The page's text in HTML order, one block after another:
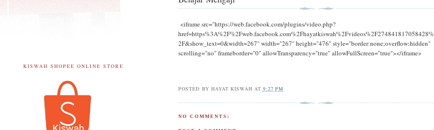
<iframe src="https://web.facebook.com/plugins/video.php?
href=https%3A%2F%2Fweb.facebook.com%2Fhayatkiswah%2Fvideos%2F274841817058428%
2F&show_text=0&width=267" width="267" height="476" style="border:none;overflow:hidden"
scrolling="no" frameborder="0" allowTransparency="true" allowFullScreen="true"></iframe>
POSTED BY HAYAT KISWAH AT 9:27 PM
NO COMMENTS:
KISWAH SHOPEE ONLINE STORE